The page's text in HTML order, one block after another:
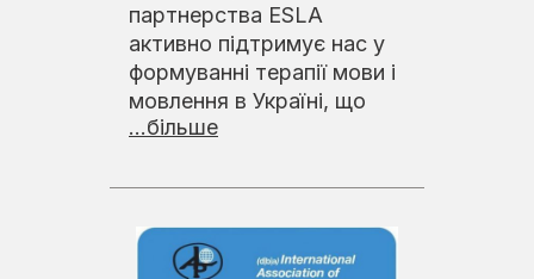
партнерства ESLA
активно підтримує нас у
формуванні терапії мови і
мовлення в Україні, що
...більше